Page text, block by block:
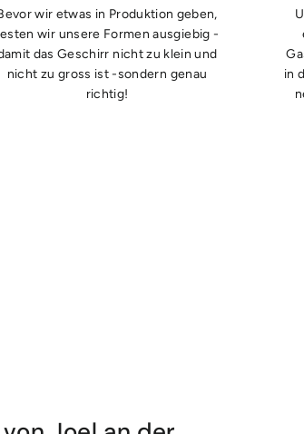
wir etwas in Produktion geben,
wir unsere Formen ausgiebig -
das Geschirr nicht zu klein und
nicht zu gross ist -sondern genau
richtig!
in